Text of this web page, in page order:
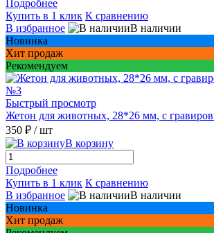
Подробнее
Купить в 1 клик К сравнению
В избранное
В наличии
Новинка
Хит продаж
Рекомендуем
Быстрый просмотр
Жетон для животных, 28*26 мм, с
350 ₽ / шт
В корзину
Подробнее
Купить в 1 клик К сравнению
В избранное
В наличии
Новинка
Хит продаж